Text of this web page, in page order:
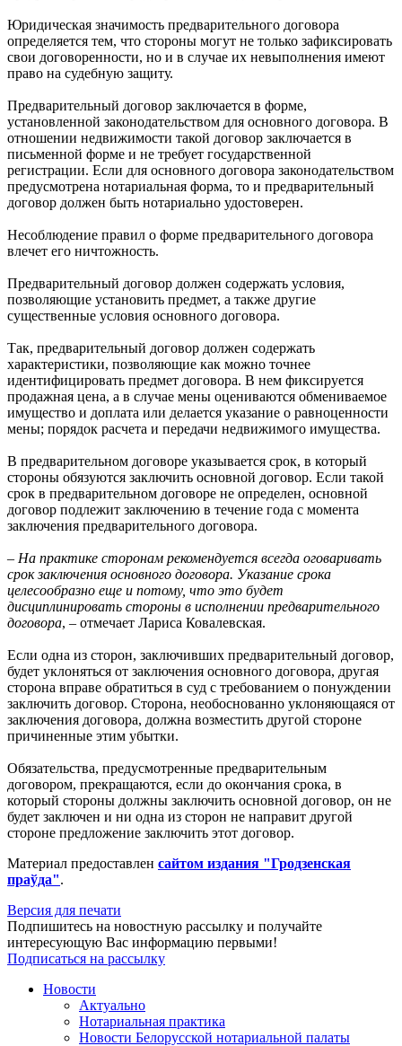
Юридическая значимость предварительного договора
определяется тем, что стороны могут не только зафиксировать
свои договоренности, но и в случае их невыполнения имеют
право на судебную защиту.
Предварительный договор заключается в форме,
установленной законодательством для основного договора. В
отношении недвижимости такой договор заключается в
письменной форме и не требует государственной
регистрации. Если для основного договора законодательством
предусмотрена нотариальная форма, то и предварительный
договор должен быть нотариально удостоверен.
Несоблюдение правил о форме предварительного договора
влечет его ничтожность.
Предварительный договор должен содержать условия,
позволяющие установить предмет, а также другие
существенные условия основного договора.
Так, предварительный договор должен содержать
характеристики, позволяющие как можно точнее
идентифицировать предмет договора. В нем фиксируется
продажная цена, а в случае мены оцениваются обмениваемое
имущество и доплата или делается указание о равноценности
мены; порядок расчета и передачи недвижимого имущества.
В предварительном договоре указывается срок, в который
стороны обязуются заключить основной договор. Если такой
срок в предварительном договоре не определен, основной
договор подлежит заключению в течение года с момента
заключения предварительного договора.
– На практике сторонам рекомендуется всегда оговаривать
срок заключения основного договора. Указание срока
целесообразно еще и потому, что это будет
дисциплинировать стороны в исполнении предварительного
договора, – отмечает Лариса Ковалевская.
Если одна из сторон, заключивших предварительный договор,
будет уклоняться от заключения основного договора, другая
сторона вправе обратиться в суд с требованием о понуждении
заключить договор. Сторона, необоснованно уклоняющаяся от
заключения договора, должна возместить другой стороне
причиненные этим убытки.
Обязательства, предусмотренные предварительным
договором, прекращаются, если до окончания срока, в
который стороны должны заключить основной договор, он не
будет заключен и ни одна из сторон не направит другой
стороне предложение заключить этот договор.
Материал предоставлен сайтом издания "Гродзенская
праўда".
Версия для печати
Подпишитесь на новостную рассылку и получайте
интересующую Вас информацию первыми!
Подписаться на рассылку
Новости
Актуально
Нотариальная практика
Новости Белорусской нотариальной палаты